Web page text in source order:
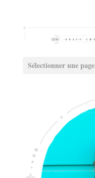
Sélectionner une page